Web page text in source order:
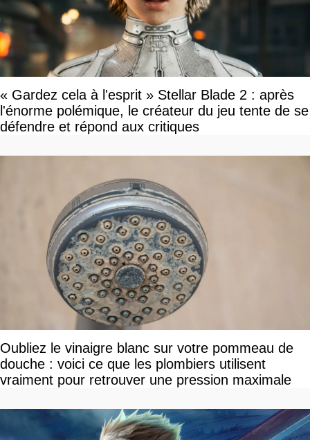
« Gardez cela à l'esprit » Stellar Blade 2 : après
l'énorme polémique, le créateur du jeu tente de se
défendre et répond aux critiques
Oubliez le vinaigre blanc sur votre pommeau de
douche : voici ce que les plombiers utilisent
vraiment pour retrouver une pression maximale